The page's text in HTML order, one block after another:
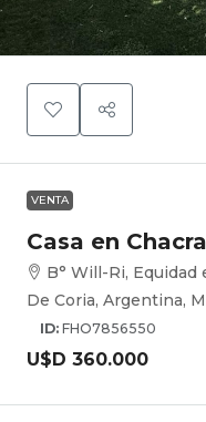
VENTA
Casa en
B° Will-Ri, Equidad
De Coria, Argentina,
ID: FHO7856550
U$D 360.000